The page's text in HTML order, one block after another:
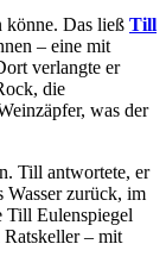
könne. Das ließ Till
– eine mit
verlangte er
die
was der
Till antwortete, er
Wasser zurück, im
Till Eulenspiegel
Ratskeller – mit